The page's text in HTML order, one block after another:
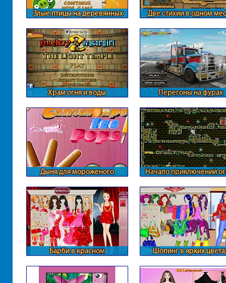
Злые птицы на деревянных
Две стихии в одном
Храм огня и воды Перегоны на фурах
Дыня для мороженого
Начало приключений
Барби в красном Шопинг в ярких